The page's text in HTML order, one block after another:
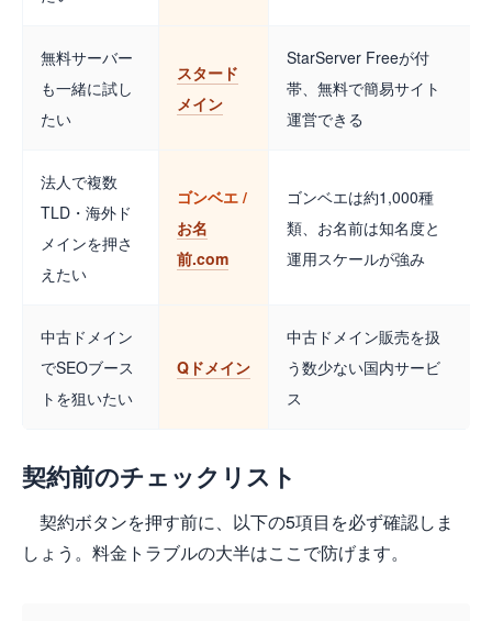
無料サーバー
も一緒に試し
たい
スタード
メイン
StarServer Freeが付
帯、無料で簡易サイト
運営できる
法人で複数
TLD・海外ド
メインを押さ
えたい
ゴンベエ /
お名
前.com
ゴンベエは約1,000種
類、お名前は知名度と
運用スケールが強み
中古ドメイン
でSEOブース
トを狙いたい
Qドメイン
中古ドメイン販売を扱
う数少ない国内サービ
ス
契約前のチェックリスト
契約ボタンを押す前に、以下の5項目を必ず確認しま
しょう。料金トラブルの大半はここで防げます。